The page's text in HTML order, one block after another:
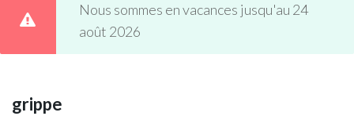
Nous sommes en vacances jusqu'au 24
août 2026
grippe